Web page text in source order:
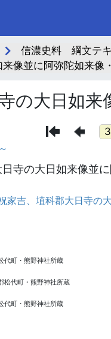
信濃史料 綱文テ
像並に阿弥陀如来像
大日如来